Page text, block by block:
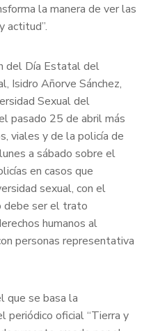
la manera de ver las
actitud”.
del Día Estatal del
Isidro Añorve Sánchez,
Sexual del
pasado 25 de abril más
viales y de la policía de
a sábado sobre el
en casos que
sexual, con el
debe ser el trato
humanos al
personas representativa
que se basa la
periódico oficial “Tierra y